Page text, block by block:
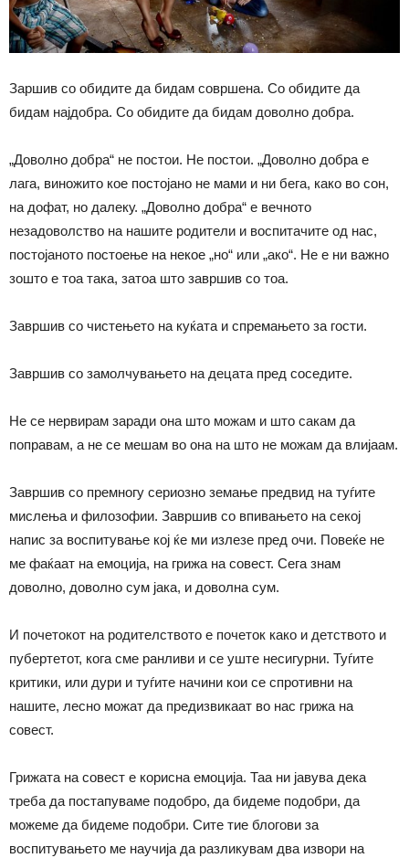
Заршив со обидите да бидам совршена. Со обидите да
бидам најдобра. Со обидите да бидам доволно добра.
„Доволно добра“ не постои. Не постои. „Доволно добра е
лага, виножито кое постојано не мами и ни бега, како во сон,
на дофат, но далеку. „Доволно добра“ е вечното
незадоволство на нашите родители и воспитачите од нас,
постојаното постоење на некое „но“ или „ако“. Не е ни важно
зошто е тоа така, затоа што завршив со тоа.
Завршив со чистењето на куќата и спремањето за гости.
Завршив со замолчувањето на децата пред соседите.
Не се нервирам заради она што можам и што сакам да
поправам, а не се мешам во она на што не можам да влијаам.
Завршив со премногу сериозно земање предвид на туѓите
мислења и филозофии. Завршив со впивањето на секој
напис за воспитување кој ќе ми излезе пред очи. Повеќе не
ме фаќаат на емоција, на грижа на совест. Сега знам
доволно, доволно сум јака, и доволна сум.
И почетокот на родителството е почеток како и детството и
пубертетот, кога сме ранливи и се уште несигурни. Туѓите
критики, или дури и туѓите начини кои се спротивни на
нашите, лесно можат да предизвикаат во нас грижа на
совест.
Грижата на совест е корисна емоција. Таа ни јавува дека
треба да постапуваме подобро, да бидеме подобри, да
можеме да бидеме подобри. Сите тие блогови за
воспитувањето ме научија да разликувам два извори на